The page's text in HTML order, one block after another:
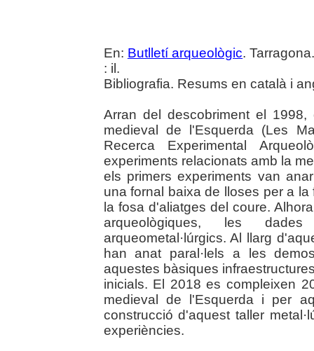
En: Butlletí arqueològic.
: il.
Bibliografia. Resums en català i
Arran del descobriment el
medieval de l'Esquerda (Les
Recerca Experimental
experiments relacionats amb la
els primers experiments van
una fornal baixa de lloses per a
la fosa d'aliatges del coure.
arqueològiques, les
arqueometal·lúrgics. Al llarg
han anat paral·lels a les
aquestes bàsiques
inicials. El 2018 es compleixen
medieval de l'Esquerda i per
construcció d'aquest taller
experiències.